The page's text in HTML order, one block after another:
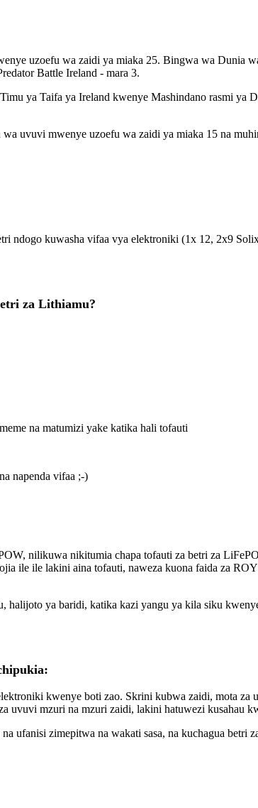
uzoefu wa zaidi ya miaka 25. Bingwa wa Dunia
Battle Ireland - mara 3.
ya Taifa ya Ireland kwenye Mashindano rasmi
uvuvi mwenye uzoefu wa zaidi ya miaka 15 na
ndogo kuwasha vifaa vya elektroniki (1x 12, 2x9
za Lithiamu?
na matumizi yake katika hali tofauti
napenda vifaa ;-)
nilikuwa nikitumia chapa tofauti za betri za
ile ile lakini aina tofauti, naweza kuona faida za
ya baridi, katika kazi yangu ya kila siku
kwenye boti zao. Skrini kubwa zaidi, mota za
uvuvi mzuri na mzuri zaidi, lakini hatuwezi kusahau
ufanisi zimepitwa na wakati sasa, na kuchagua betri